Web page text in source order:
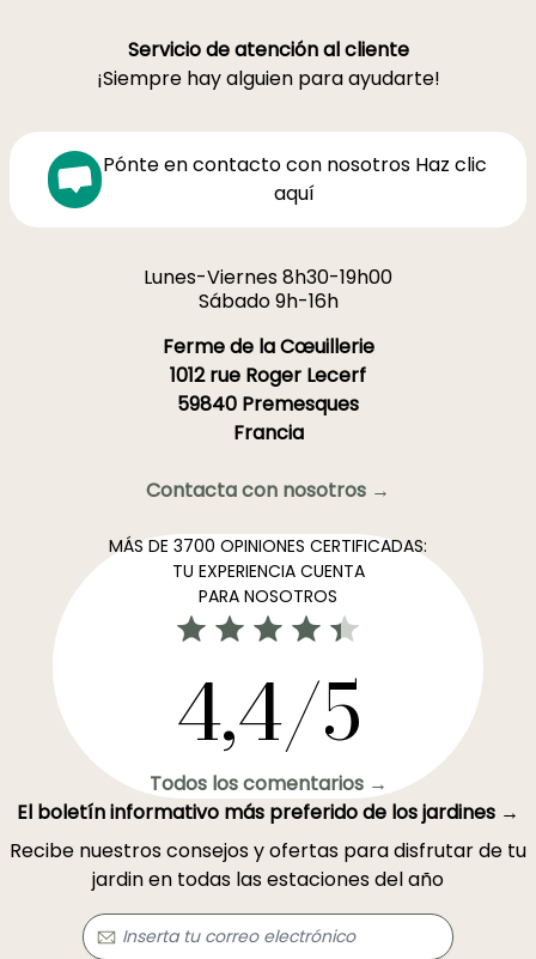
Servicio de atención al cliente
¡Siempre hay alguien para ayudarte!
Pónte en contacto con nosotros Haz clic
aquí
Lunes-Viernes 8h30-19h00
Sábado 9h-16h
Ferme de la Cœuillerie
1012 rue Roger Lecerf
59840 Premesques
Francia
Contacta con nosotros →
MÁS DE 3700 OPINIONES CERTIFICADAS:
TU EXPERIENCIA CUENTA
PARA NOSOTROS
4,4/5
Todos los comentarios →
El boletín informativo más preferido de los jardines →
Recibe nuestros consejos y ofertas para disfrutar de tu
jardin en todas las estaciones del año